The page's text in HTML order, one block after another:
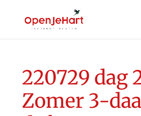
220729 dag
Zomer 3-